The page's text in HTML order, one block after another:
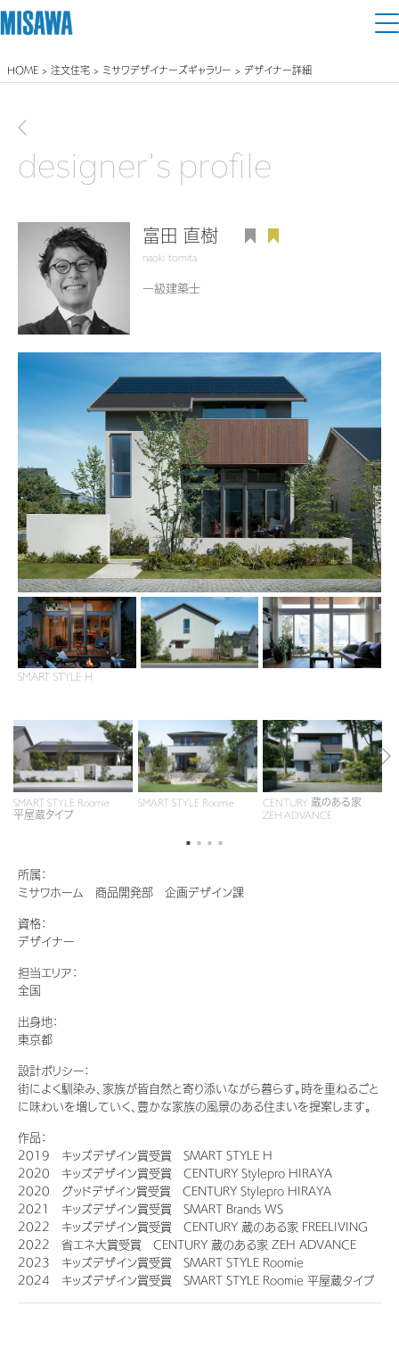
住まい
建てる
商品ラインアップ
デザイン
テクノロジー（住まいの性能）
建築事例・建築実例
デザイナーズギャラリー
インテリア
住まいづくりガイド
買う
分譲住宅（建売・土地）検索
中古住宅検索
スムストック検索
分譲マンション検索
売る [MISAWA RELAY]
住まいの売却
多彩な動画やこだわりが詰まった建築実例、注目の最新情報など、住まい
ホームラウンジ 新築・戸建て
個人のお客さま
賃貸住宅
賃貸併用住宅
店舗・各種施設
土地活用モデルルーム見学
土地活用実例
法人のお客さま
企業不動産活用（CRE）戦略
社宅建築
医療・介護・子育て・障がい福祉施設
これから土地活用・賃貸経営をご検討の方
役立つ多彩な情報を幅広くお届けします。
ホームラウンジ 土地活用・賃貸経営
戸建て・マンション
ミサワリフォームとは
リフォームの流れ
リフォームメニュー
リフォーム事例
事業用
事業用リノベーション
ホテル・旅館リフォーム
リフォーム営業所
これからリフォームをご検討の方
実例動画や基礎知識、収納の工夫など、理想の住まいを叶えるリフォーム
の具体策とアイデアを豊富にご用意しています。
まちづくり
複合開発・投資開発
再開発・官民連携事業
分譲マンション開発事業
収益不動産・投資開発事業
建築再生事業
事業用売買
事業用地・事業用建物
分譲用地
すべてのフィールドに新しい価値をデザインし、持続可能な未来志向のま
ちづくりを実現していきます。
オーナーサポート
サポートメニュー
住まいるりんぐ（ロングサポート）
保証制度
アフターメンテナンス
ミサワリフォーム
ご相談窓口
お客様センター
ミサワホームオーナーさま・リフォーム工事ご契約者さまとミサワホームを
結ぶコミュニケーションサイト。お得・便利・安心なコンテンツや、ミサワホ
ームからの大切なお知らせなど配信しています。
ミサワオーナーズクラブ
企 IR情報
企業・IR
ニュース
MISAWAについて
ミサワホームグループ
IR情報
SDGs
採用情報
新卒者採用
障がい者採用
ウエルネス事業
海外事業
ミサワアイデンティティ
展示場・イベント情報
カタログ請求
住まいのご相談
HOME > 注文住宅 > ミサワデザイナーズギャラリー > デザイナー詳細
designer's profile
富田 直樹
naoki tomita
一級建築士
SMART STYLE H
SMART STYLE Roomie
平屋蔵タイプ
SMART STYLE Roomie CENTURY 蔵のある家
ZEH ADVANCE
所属：
ミサワホーム 商品開発部 企画デザイン課
資格：
デザイナー
担当エリア：
全国
出身地：
東京都
設計ポリシー：
街によく馴染み、家族が皆自然と寄り添いながら暮らす。時を重ねるごと
に味わいを増していく、豊かな家族の風景のある住まいを提案します。
作品：
2019 キッズデザイン賞受賞 SMART STYLE H
2020 キッズデザイン賞受賞 CENTURY Stylepro HIRAYA
2020 グッドデザイン賞受賞 CENTURY Stylepro HIRAYA
2021 キッズデザイン賞受賞 SMART Brands WS
2022 キッズデザイン賞受賞 CENTURY 蔵のある家 FREELIVING
2022 省エネ大賞受賞 CENTURY 蔵のある家 ZEH ADVANCE
2023 キッズデザイン賞受賞 SMART STYLE Roomie
2024 キッズデザイン賞受賞 SMART STYLE Roomie 平屋蔵タイプ